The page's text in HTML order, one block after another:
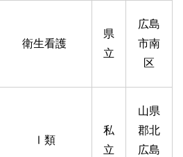
衛生看護
県
立
広島
市南
区
Ⅰ類
私
立
山県
郡北
広島